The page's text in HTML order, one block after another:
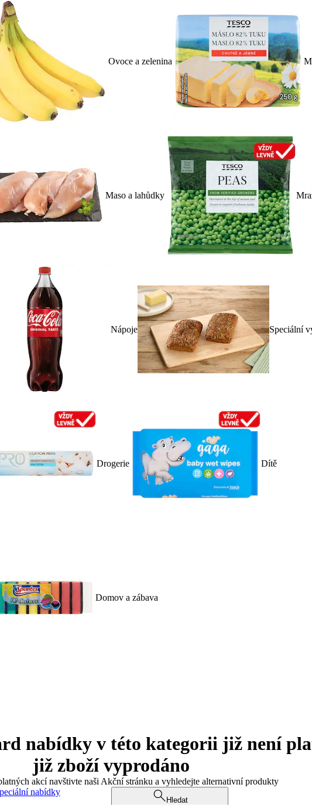
Ovoce a zelenina
Maso a lahůdky
Nápoje Speciální
Drogerie Dítě
Domov a zábava
nabídky v této kategorii již není
již zboží vyprodáno
akcí navštivte naši Akční stránku a vyhledejte alternativní produkty
nabídky
Hledat